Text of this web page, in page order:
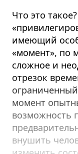
Что это
имеющий
«момент», по
сложное и
отрезок
момент
возможность
внушить